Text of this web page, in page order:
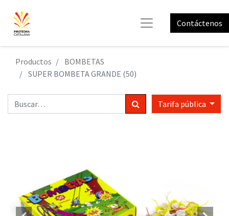
Contáctenos
Productos
BOMBETAS
SUPER BOMBETA GRANDE (50)
Tarifa pública